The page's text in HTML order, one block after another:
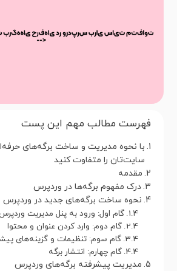
فهرست مطالب مهم این پست
با نحوه مدیریت و ساخت برگه‌های
سایت‌تان را متفاوت کنید
مقدمه
درک مفهوم برگه‌ها در وردپرس
نحوه ساخت برگه‌های جدید در وردپرس
گام اول: ورود به پنل مدیریت
گام دوم: وارد کردن عنوان و محتوا
گام سوم: تنظیمات و گزینه‌های
گام چهارم: انتشار برگه
مدیریت پیشرفته برگه‌های وردپرس